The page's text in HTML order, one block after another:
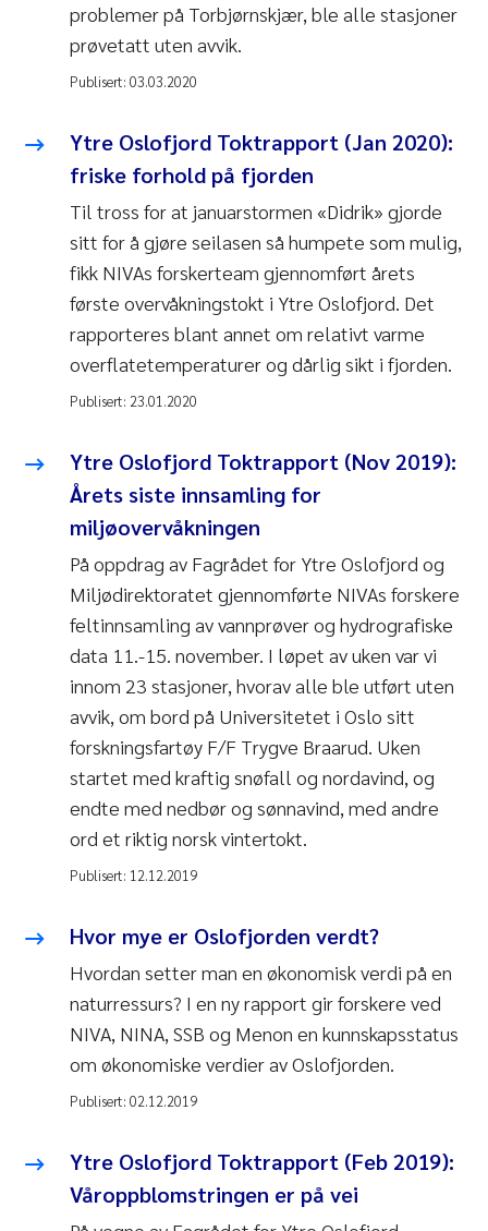
problemer på Torbjørnskjær, ble alle stasjoner
prøvetatt uten avvik.
Publisert: 03.03.2020
Ytre Oslofjord Toktrapport (Jan 2020):
friske forhold på fjorden
Til tross for at januarstormen «Didrik» gjorde
sitt for å gjøre seilasen så humpete som mulig,
fikk NIVAs forskerteam gjennomført årets
første overvåkningstokt i Ytre Oslofjord. Det
rapporteres blant annet om relativt varme
overflatetemperaturer og dårlig sikt i fjorden.
Publisert: 23.01.2020
Ytre Oslofjord Toktrapport (Nov 2019):
Årets siste innsamling for
miljøovervåkningen
På oppdrag av Fagrådet for Ytre Oslofjord og
Miljødirektoratet gjennomførte NIVAs forskere
feltinnsamling av vannprøver og hydrografiske
data 11.-15. november. I løpet av uken var vi
innom 23 stasjoner, hvorav alle ble utført uten
avvik, om bord på Universitetet i Oslo sitt
forskningsfartøy F/F Trygve Braarud. Uken
startet med kraftig snøfall og nordavind, og
endte med nedbør og sønnavind, med andre
ord et riktig norsk vintertokt.
Publisert: 12.12.2019
Hvor mye er Oslofjorden verdt?
Hvordan setter man en økonomisk verdi på en
naturressurs? I en ny rapport gir forskere ved
NIVA, NINA, SSB og Menon en kunnskapsstatus
om økonomiske verdier av Oslofjorden.
Publisert: 02.12.2019
Ytre Oslofjord Toktrapport (Feb 2019):
Våroppblomstringen er på vei